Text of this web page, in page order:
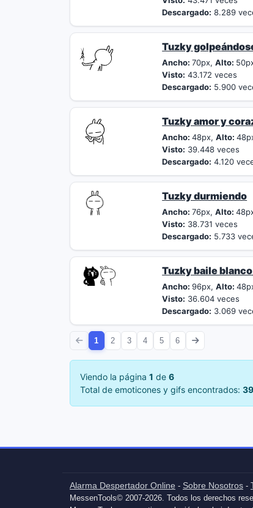
Descargado: 8.289
Tuzky
Ancho:70px,Alto:
Visto: 43.172 veces
Descargado: 5.900
Tuzky amor y
Ancho:48px,Alto:
Visto: 39.448 veces
Descargado: 4.120
Tuzky durmiendo
Ancho:76px,Alto:
Visto: 38.731 veces
Descargado: 5.733
Tuzky baile
Ancho:96px,Alto:
Visto: 36.604 veces
Descargado: 3.069
1 2 3 4 5 6
Viendo la página 1 de 6
Total de emoticones y gifs encontrados: 39
Alarma Despertador Online - Sobre Nosotros -
MessenTools© 2007-2026. Todos los derechos